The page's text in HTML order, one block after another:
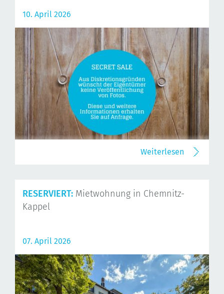
10. April 2026
Weiterlesen
RESERVIERT: Mietwohnung in Chemnitz-
Kappel
07. April 2026